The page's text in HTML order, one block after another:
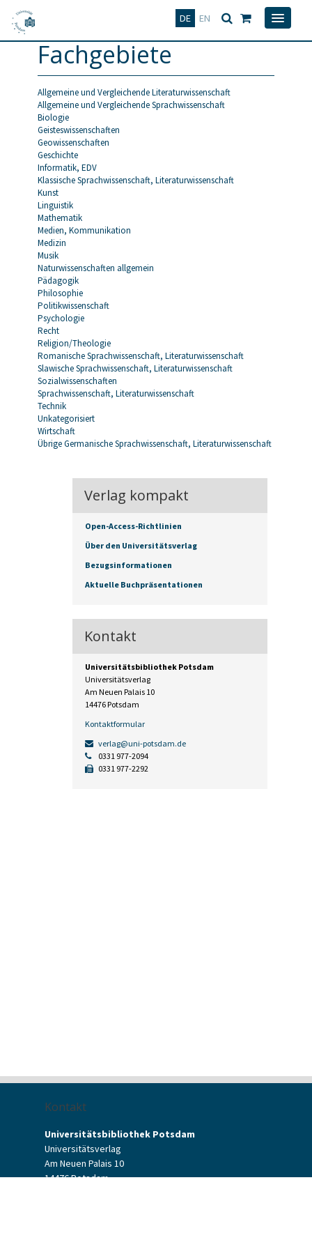
DE EN
Deutsch
Fachgebiete
Allgemeine und Vergleichende Literaturwissenschaft
Allgemeine und Vergleichende Sprachwissenschaft
Biologie
Geisteswissenschaften
Geowissenschaften
Geschichte
Informatik, EDV
Klassische Sprachwissenschaft, Literaturwissenschaft
Kunst
Linguistik
Mathematik
Medien, Kommunikation
Medizin
Musik
Naturwissenschaften allgemein
Pädagogik
Philosophie
Politikwissenschaft
Psychologie
Recht
Religion/Theologie
Romanische Sprachwissenschaft, Literaturwissenschaft
Slawische Sprachwissenschaft, Literaturwissenschaft
Sozialwissenschaften
Sprachwissenschaft, Literaturwissenschaft
Technik
Unkategorisiert
Wirtschaft
Übrige Germanische Sprachwissenschaft, Literaturwissenschaft
Verlag kompakt
Open-Access-Richtlinien
Über den Universitätsverlag
Bezugsinformationen
Aktuelle Buchpräsentationen
Kontakt
Universitätsbibliothek Potsdam
Universitätsverlag
Am Neuen Palais 10
14476 Potsdam
Kontaktformular
verlag@uni-potsdam.de
0331 977-2094
0331 977-2292
Kontakt
Universitätsbibliothek Potsdam
Universitätsverlag
Am Neuen Palais 10
14476 Potsdam